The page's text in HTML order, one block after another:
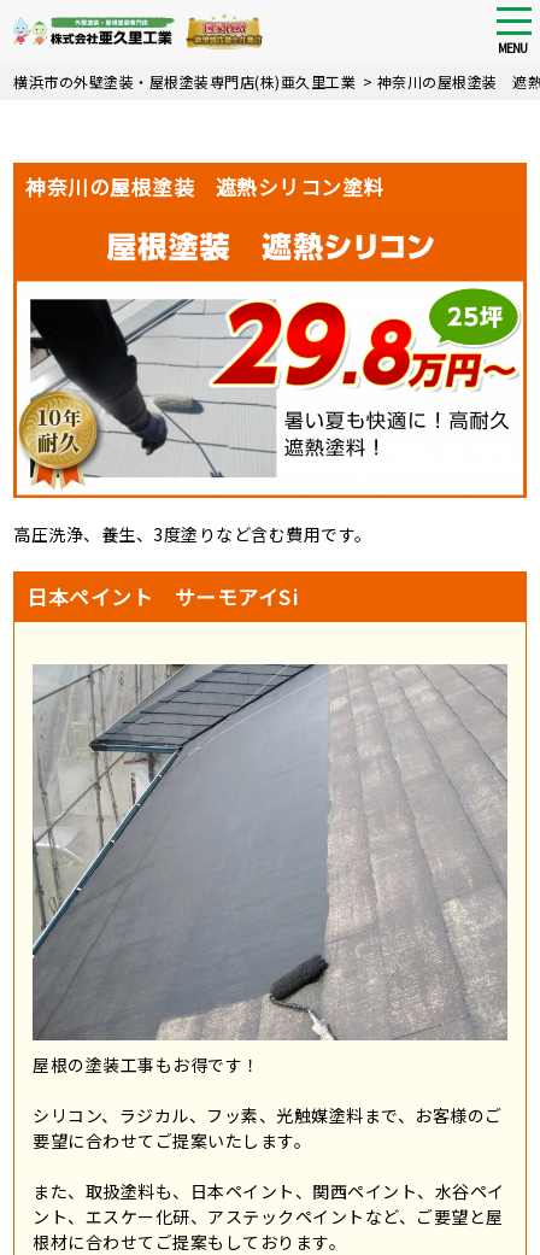
Skip
MENU
横浜市の外壁塗装・屋根塗装専門店(株)亜久里工業 > 神奈川の屋根塗装 遮
神奈川の屋根塗装 遮熱シリコン塗料
高圧洗浄、養生、3度塗りなど含む費用です。
日本ペイント サーモアイSi
屋根の塗装工事もお得です！
シリコン、ラジカル、フッ素、光触媒塗料まで、お客様のご
要望に合わせてご提案いたします。
また、取扱塗料も、日本ペイント、関西ペイント、水谷ペイ
ント、エスケー化研、アステックペイントなど、ご要望と屋
根材に合わせてご提案もしております。